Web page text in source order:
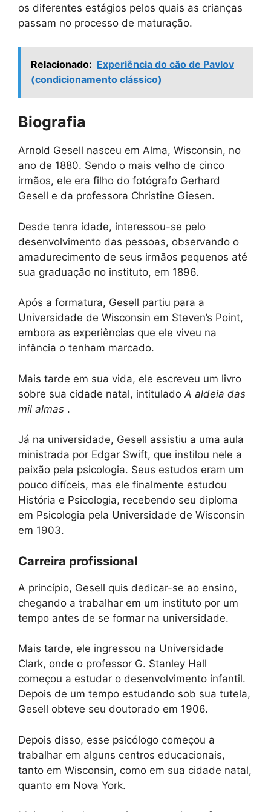
os diferentes estágios pelos quais as crianças
passam no processo de maturação.
Relacionado: Experiência do cão de Pavlov
(condicionamento clássico)
Biografia
Arnold Gesell nasceu em Alma, Wisconsin, no
ano de 1880. Sendo o mais velho de cinco
irmãos, ele era filho do fotógrafo Gerhard
Gesell e da professora Christine Giesen.
Desde tenra idade, interessou-se pelo
desenvolvimento das pessoas, observando o
amadurecimento de seus irmãos pequenos até
sua graduação no instituto, em 1896.
Após a formatura, Gesell partiu para a
Universidade de Wisconsin em Steven’s Point,
embora as experiências que ele viveu na
infância o tenham marcado.
Mais tarde em sua vida, ele escreveu um livro
sobre sua cidade natal, intitulado A aldeia das
mil almas .
Já na universidade, Gesell assistiu a uma aula
ministrada por Edgar Swift, que instilou nele a
paixão pela psicologia. Seus estudos eram um
pouco difíceis, mas ele finalmente estudou
História e Psicologia, recebendo seu diploma
em Psicologia pela Universidade de Wisconsin
em 1903.
Carreira profissional
A princípio, Gesell quis dedicar-se ao ensino,
chegando a trabalhar em um instituto por um
tempo antes de se formar na universidade.
Mais tarde, ele ingressou na Universidade
Clark, onde o professor G. Stanley Hall
começou a estudar o desenvolvimento infantil.
Depois de um tempo estudando sob sua tutela,
Gesell obteve seu doutorado em 1906.
Depois disso, esse psicólogo começou a
trabalhar em alguns centros educacionais,
tanto em Wisconsin, como em sua cidade natal,
quanto em Nova York.